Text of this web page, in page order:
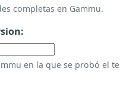
completas en Gammu.
en la que se probó el